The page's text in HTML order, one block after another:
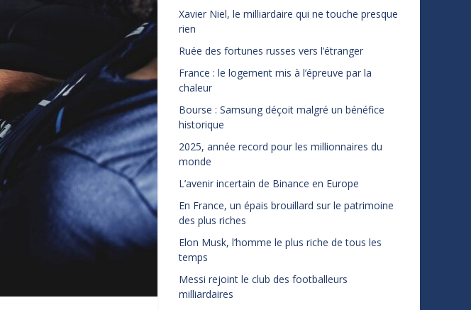
Xavier Niel, le milliardaire qui ne touche presque
rien
Ruée des fortunes russes vers l’étranger
France : le logement mis à l’épreuve par la
chaleur
Bourse : Samsung déçoit malgré un bénéfice
historique
2025, année record pour les millionnaires du
monde
L’avenir incertain de Binance en Europe
En France, un épais brouillard sur le patrimoine
des plus riches
Elon Musk, l’homme le plus riche de tous les
temps
Messi rejoint le club des footballeurs
milliardaires